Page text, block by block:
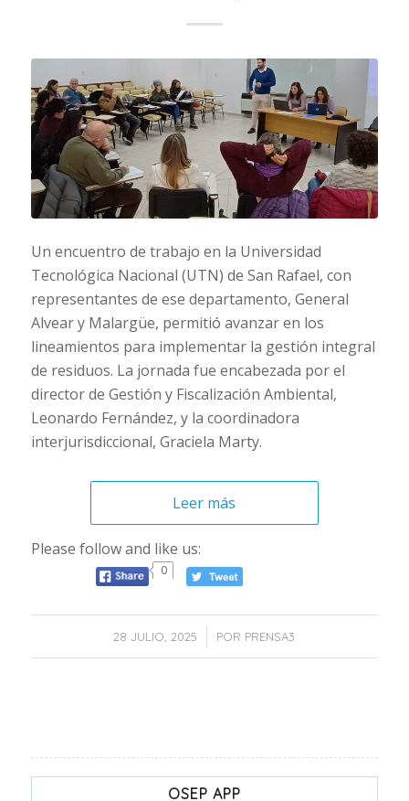
Un encuentro de trabajo en la Universidad
Tecnológica Nacional (UTN) de San Rafael, con
representantes de ese departamento, General
Alvear y Malargüe, permitió avanzar en los
lineamientos para implementar la gestión integral
de residuos. La jornada fue encabezada por el
director de Gestión y Fiscalización Ambiental,
Leonardo Fernández, y la coordinadora
interjurisdiccional, Graciela Marty.
Leer más
Please follow and like us:
0
28 JULIO, 2025
/ POR PRENSA3
OSEP APP